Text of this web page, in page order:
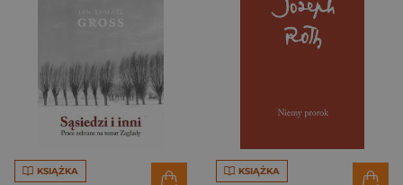
KSIĄŻKA KSIĄŻKA